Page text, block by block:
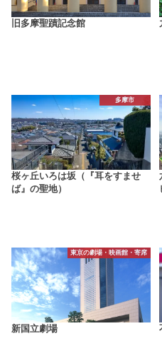
旧多摩聖蹟記念館
多摩市
桜ヶ丘いろは坂（『耳をすませ
ば』の聖地）
東京の劇場・映画館・寄席
新国立劇場